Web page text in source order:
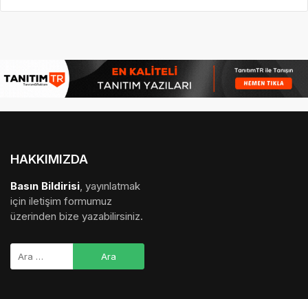
HAKKIMIZDA
Basın Bildirisi, yayınlatmak
için iletişim formumuz
üzerinden bize yazabilirsiniz.